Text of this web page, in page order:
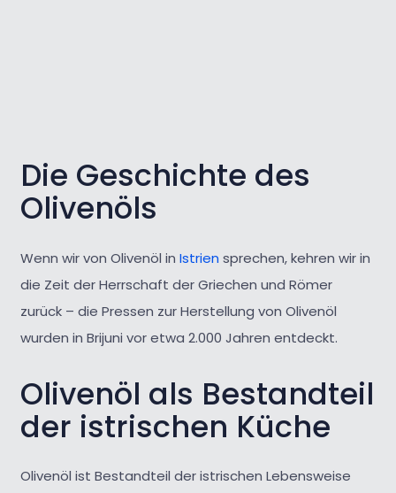
Die Geschichte des
Olivenöls
Wenn wir von Olivenöl in Istrien sprechen, kehren wir in
die Zeit der Herrschaft der Griechen und Römer
zurück – die Pressen zur Herstellung von Olivenöl
wurden in Brijuni vor etwa 2.000 Jahren entdeckt.
Olivenöl als Bestandteil
der istrischen Küche
Olivenöl ist Bestandteil der istrischen Lebensweise